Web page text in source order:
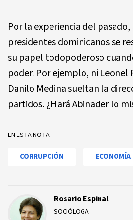
Por la experiencia del
presidentes dominicanos se
su papel todopoderoso
poder. Por ejemplo, ni Leonel
Danilo Medina sueltan la
partidos. ¿Hará Abinader lo
EN ESTA NOTA
CORRUPCIÓN
Rosario Espinal
SOCIÓLOGA